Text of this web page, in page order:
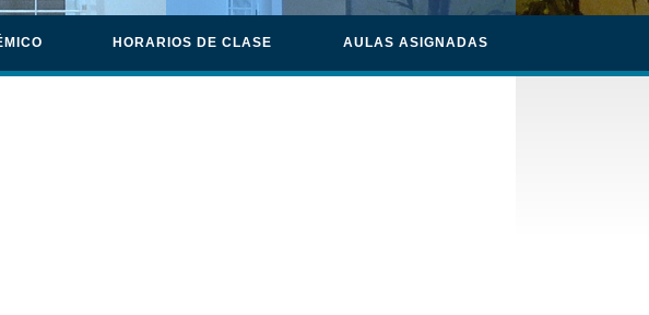
HORARIOS DE CLASE AULAS ASIGNADAS